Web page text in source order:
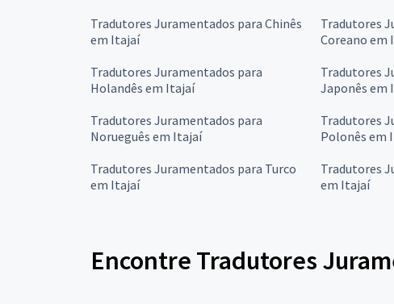
Tradutores Juramentados para Chinês
em Itajaí
Tradutores
Coreano em
Tradutores Juramentados para
Holandês em Itajaí
Tradutores
Japonês em
Tradutores Juramentados para
Norueguês em Itajaí
Tradutores
Polonês em
Tradutores Juramentados para Turco
em Itajaí
Tradutores
em Itajaí
Encontre Tradutores